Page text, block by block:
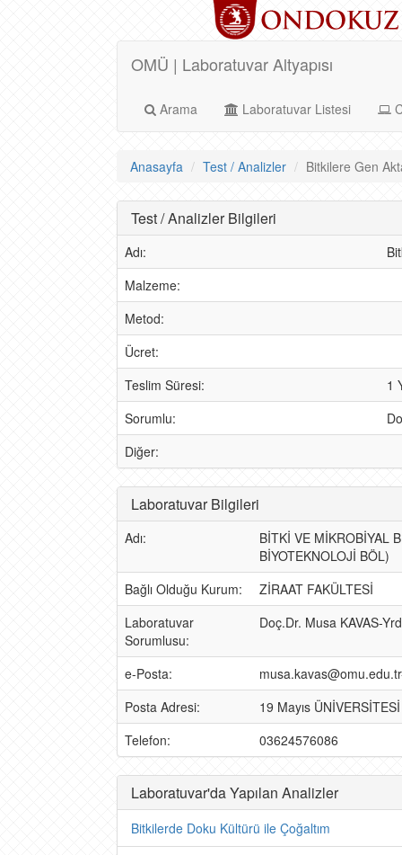
OMÜ | Laboratuvar Altyapısı
Arama Laboratuvar Listesi
Anasayfa Test / Analizler Bitkilere Gen
Test / Analizler Bilgileri
Adı:
Malzeme:
Metod:
Ücret:
Teslim Süresi:
1
Sorumlu:
Diğer:
Laboratuvar Bilgileri
Adı:
BİTKİ VE MİKROBİYAL
BİYOTEKNOLOJİ BÖL)
Bağlı Olduğu Kurum:
ZİRAAT FAKÜLTESİ
Laboratuvar
Sorumlusu:
Doç.Dr. Musa KAVAS-
e-Posta:
Posta Adresi:
19 Mayıs
Telefon:
03624576086
Laboratuvar'da Yapılan Analizler
Bitkilerde Doku Kültürü ile Çoğaltım